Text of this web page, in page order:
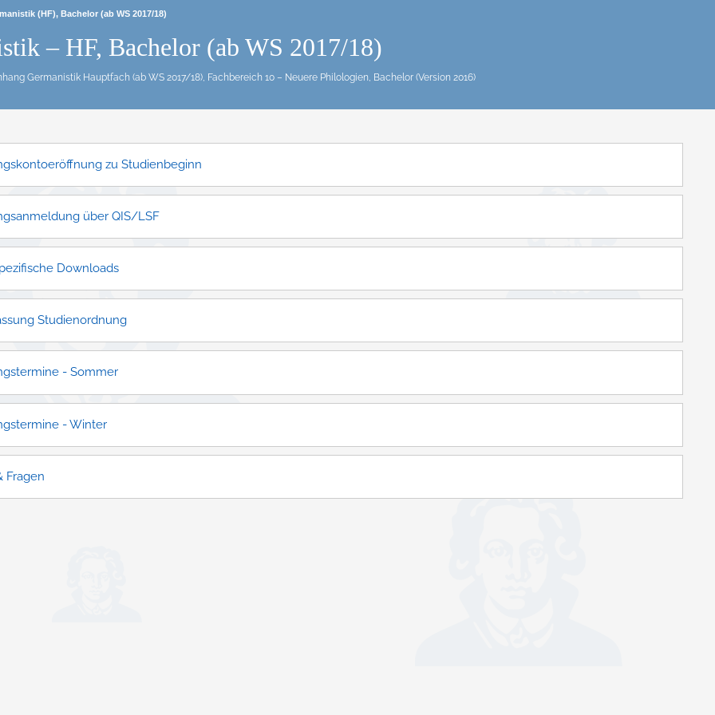
(HF), Bachelor (ab WS 2017/18)
– HF, Bachelor (ab WS 2017/18)
Germanistik Hauptfach (ab WS 2017/18), Fachbereich 10 – Neuere Philologien, Bachelor (Version 2016)
zu Studienbeginn
über QIS/LSF
Downloads
Studienordnung
- Sommer
- Winter
Fragen